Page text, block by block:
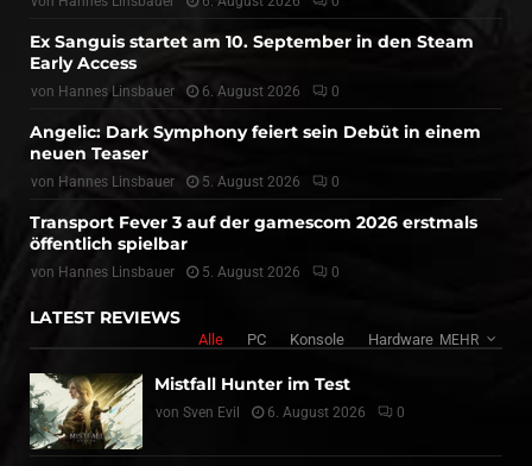
Ex Sanguis startet am 10. September in den Steam
Early Access
von Hannes Linsbauer 6. August 2026 0
Angelic: Dark Symphony feiert sein Debüt in einem
neuen Teaser
von Hannes Linsbauer 5. August 2026 0
Transport Fever 3 auf der gamescom 2026 erstmals
öffentlich spielbar
von Hannes Linsbauer 5. August 2026 0
LATEST REVIEWS
Alle PC Konsole Hardware MEHR
Mistfall Hunter im Test
von Sven Evil 6. August 2026 0